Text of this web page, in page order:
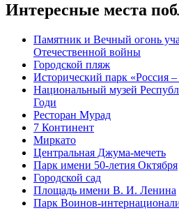
Интересные места
Памятник и Вечный огонь
Отечественной войны
Городской пляж
Исторический парк «Россия
Национальный музей
Годи
Ресторан Мурад
7 Континент
Миркато
Центральная Джума-мечеть
Парк имени 50-летия Октября
Городской сад
Площадь имени В. И. Ленина
Парк Воинов-